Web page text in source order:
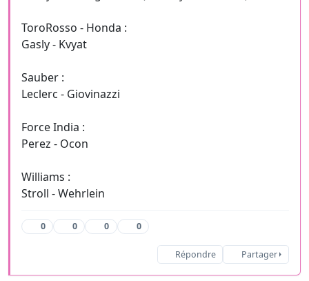
ToroRosso - Honda :
Gasly - Kvyat
Sauber :
Leclerc - Giovinazzi
Force India :
Perez - Ocon
Williams :
Stroll - Wehrlein
0 0 0 0
Répondre Partager